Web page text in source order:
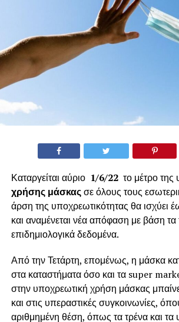
Καταργείται αύριο 1/6/22 το μέτρο της
χρήσης μάσκαςσε όλους τους
άρση της υποχρεωτικότητας θα ισχύει
και αναμένεται νέα απόφαση με βάση τα
επιδημιολογικά δεδομένα.
Από την Τετάρτη, επομένως, η μάσκα
στα καταστήματα όσο και τα super
στην υποχρεωτική χρήση μάσκας
και στις υπεραστικές συγκοινωνίες,
αριθμημένη θέση, όπως τα τρένα και τα